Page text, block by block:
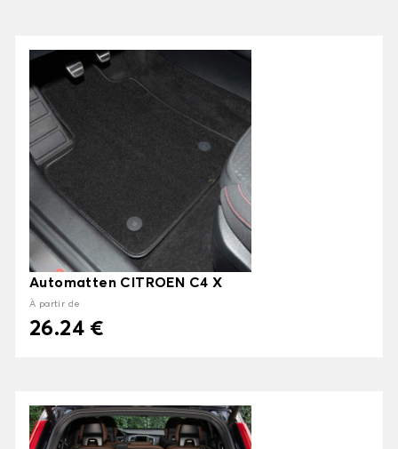
Automatten CITROEN C4 X
À partir de
26.24 €